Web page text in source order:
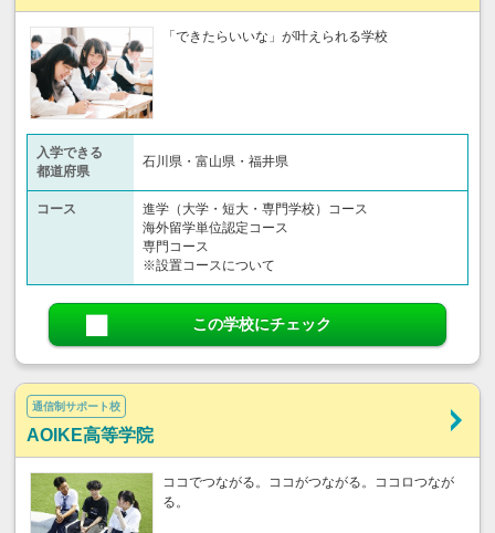
「できたらいいな」が叶えられる学校
入学できる
都道府県
石川県・富山県・福井県
コース
進学（大学・短大・専門学校）コース
海外留学単位認定コース
専門コース
※設置コースについて
この学校にチェック
通信制サポート校
AOIKE高等学院
ココでつながる。ココがつながる。ココロつなが
る。